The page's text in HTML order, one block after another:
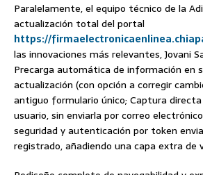
Paralelamente, el equipo técnico de la
actualización total del portal
https://
las innovaciones más relevantes, Jovani
Precarga automática de información en
actualización (con opción a corregir
antiguo formulario único; Captura
usuario, sin enviarla por correo
seguridad y autenticación por token
registrado, añadiendo una capa extra de